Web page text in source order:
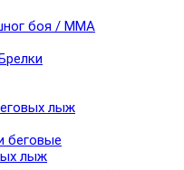
боя / ММА
лыж
беговые
лыж